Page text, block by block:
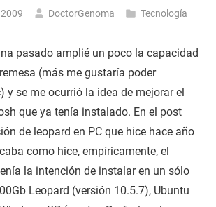
DoctorGenoma Tecnología
pasado amplié un poco la capacidad
(más me gustaría poder
y se me ocurrió la idea de mejorar el
que ya tenía instalado. En el post
de leopard en PC que hice hace año
como hice, empíricamente, el
la intención de instalar en un sólo
Leopard (versión 10.5.7), Ubuntu